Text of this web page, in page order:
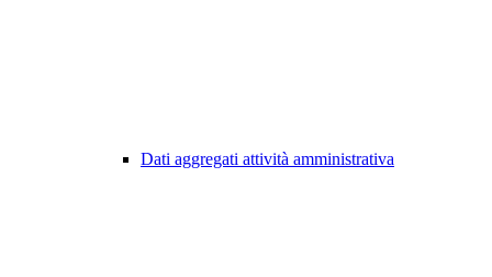
Dati aggregati attività amministrativa